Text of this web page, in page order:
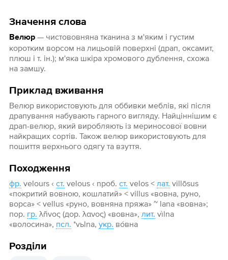
Значення слова
Велюр— чистововняна тканина з м'яким і густим
коротким ворсом на лицьовій поверхні (драп, оксамит,
плюш і т. ін.); м'яка шкіра хромового дублення, схожа
на замшу.
Приклад вживання
Велюр використовують для оббивки меблів, які після
драпування набувають гарного вигляду. Найціннішим є
драп-велюр, який виробляють із мериносової вовни
найкращих сортів. Також велюр використовують для
пошиття верхнього одягу та взуття.
Походження
фр. velours ‹ ст. velous ‹ npoб. ст. velos < лат. villōsus
«покритий вовною, кошлатий» < villus «вовна, руно,
ворса» < vellus «руно, вовняна пряжа» ~ lana «вовна»;
пор. гр. λñνoς (дор. λανος) «вовна», лит. vìlna
«волосина», псл. *vьlna, укр. во́вна
Розділи